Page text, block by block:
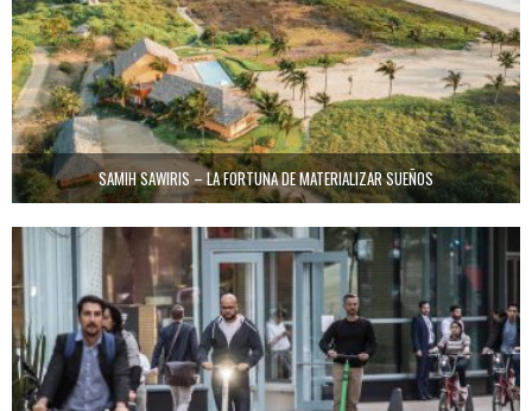
SAMIH SAWIRIS – LA FORTUNA DE MATERIALIZAR SUEÑOS